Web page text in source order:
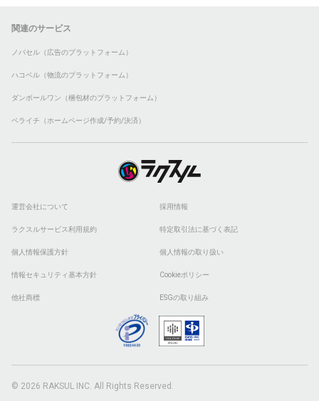
関連のサービス
ノバセル（広告のプラットフォーム）
ハコベル（物流のプラットフォーム）
ダンボールワン（梱包材のプラットフォーム）
ペライチ（ホームページ作成/予約/決済）
運営会社について 採用情報
ラクスルサービス利用規約 特定取引法に基づく表記
個人情報保護方針 個人情報の取り扱い
情報セキュリティ基本方針 Cookieポリシー
他社商標 ESGの取り組み
© 2026 RAKSUL INC. All Rights Reserved.